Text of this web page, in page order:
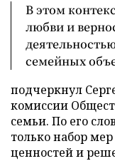
В этом
любви и
семейных
подчеркнул
комиссии
семьи. По его
только набор
ценностей и